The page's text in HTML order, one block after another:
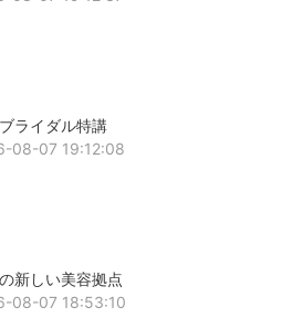
ライダル特講
08-07 19:12:08
新しい美容拠点
08-07 18:53:10